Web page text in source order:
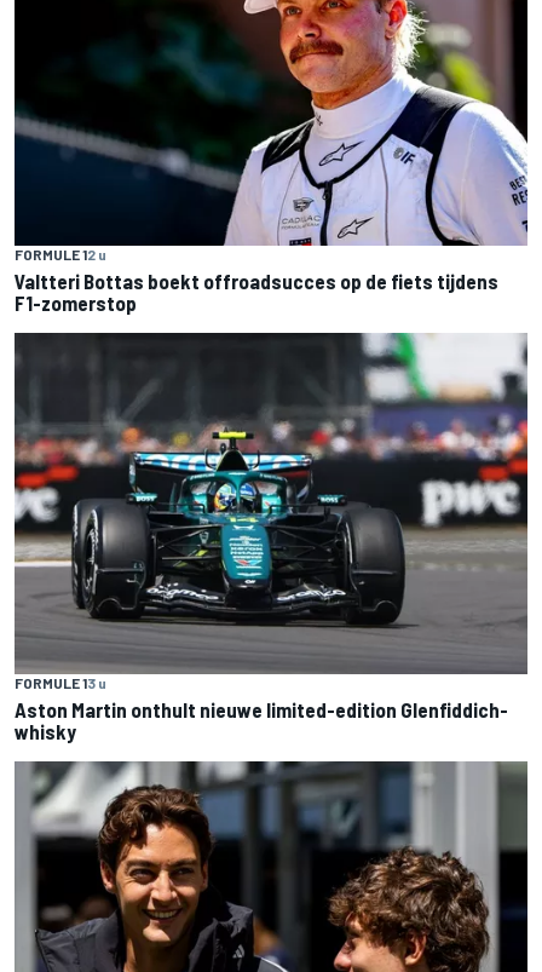
FORMULE 12 u
Valtteri Bottas boekt offroadsucces op de fiets tijdens
F1-zomerstop
FORMULE 13 u
Aston Martin onthult nieuwe limited-edition Glenfiddich-
whisky